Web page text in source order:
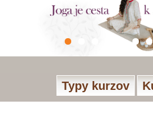
Typy kurzov